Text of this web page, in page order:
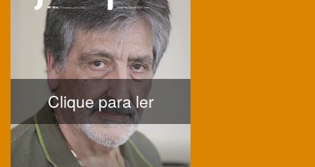
Clique para ler